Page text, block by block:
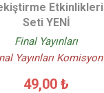
Etkinlikleri
Seti YENİ
Final Yayınları
Yayınları Komisyon
49,00 ₺